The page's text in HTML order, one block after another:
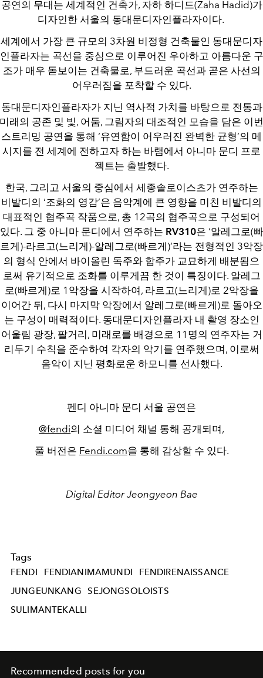
공연의 무대는 세계적인 건축가, 자하 하디드(Zaha Hadid)가
디자인한 서울의 동대문디자인플라자이다.
세계에서 가장 큰 규모의 3차원 비정형 건축물인 동대문디자
인플라자는 곡선을 중심으로 이루어진 우아하고 아름다운 구
조가 매우 돋보이는 건축물로, 부드러운 곡선과 곧은 사선의
어우러짐을 포착할 수 있다.
동대문디자인플라자가 지닌 역사적 가치를 바탕으로 전통과
미래의 공존 및 빛, 어둠, 그림자의 대조적인 모습을 담은 이
스트리밍 공연을 통해 ‘유연함이 어우러진 완벽한 균형’의 메
시지를 전 세계에 전하고자 하는 바램에서 아니마 문디 프로
젝트는 출발했다.
한국, 그리고 서울의 중심에서 세종솔로이스츠가 연주하는
비발디의 ‘조화의 영감’은 음악계에 큰 영향을 미친 비발디의
대표적인 협주곡 작품으로, 총 12곡의 협주곡으로 구성되어
있다. 그 중 아니마 문디에서 연주하는 RV310은 ‘알레그로(빠
르게)-라르고(느리게)-알레그로(빠르게)’라는 전형적인 3악장
의 형식 안에서 바이올린 독주와 합주가 교묘하게 배분됨으
로써 유기적으로 조화를 이루게끔 한 것이 특징이다. 알레그
로(빠르게)로 1악장을 시작하여, 라르고(느리게)로 2악장을
이어간 뒤, 다시 마지막 악장에서 알레그로(빠르게)로 돌아오
는 구성이 매력적이다. 동대문디자인플라자 내 촬영 장소인
어울림 광장, 팔거리, 미래로를 배경으로 11명의 연주자는 거
리두기 수칙을 준수하여 각자의 악기를 연주했으며, 이로써
음악이 지닌 평화로운 하모니를 선사했다.
펜디 아니마 문디 서울 공연은
@fendi의 소셜 미디어 채널 통해 공개되며,
풀 버전은 Fendi.com을 통해 감상할 수 있다.
Digital Editor Jeongyeon Bae
Tags
FENDI FENDIANIMAMUNDI
FENDIRENAISSANCE
JUNGEUNKANG
SEJONGSOLOISTS
SULIMANTEKALLI
Recommended posts for you